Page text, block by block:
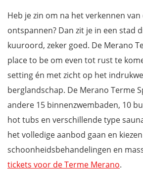
Heb je zin om na het verkennen
ontspannen? Dan zit je in een stad
kuuroord, zeker goed. De Merano
place to be om even tot rust te
setting én met zicht op het
berglandschap. De Merano Terme
andere 15 binnenzwembaden, 10
hot tubs en verschillende type
het volledige aanbod gaan en
schoonheidsbehandelingen en
tickets voor de Terme Merano.